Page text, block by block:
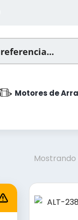
Motores de
Mostrando